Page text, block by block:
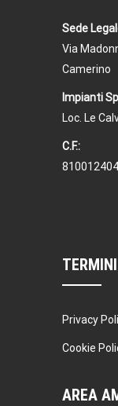
Sede
Via
Camerino
Impianti
Loc. Le
C.F.:
Privacy
Cookie
AREA